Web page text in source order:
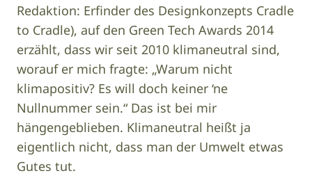
Redaktion: Erfinder des Designkonzepts Cradle
to Cradle), auf den Green Tech Awards 2014
erzählt, dass wir seit 2010 klimaneutral sind,
worauf er mich fragte: „Warum nicht
klimapositiv? Es will doch keiner ‘ne
Nullnummer sein.“ Das ist bei mir
hängengeblieben. Klimaneutral heißt ja
eigentlich nicht, dass man der Umwelt etwas
Gutes tut.